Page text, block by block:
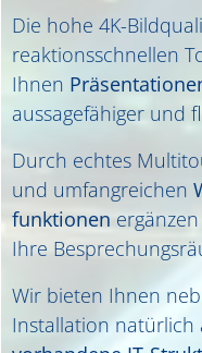
Die hohe 4K-
reaktionsschnellen
Ihnen
aussagefähiger und
Durch echtes
und umfangreichen
funktionen
Ihre
Wir bieten Ihnen
Installation natürlich